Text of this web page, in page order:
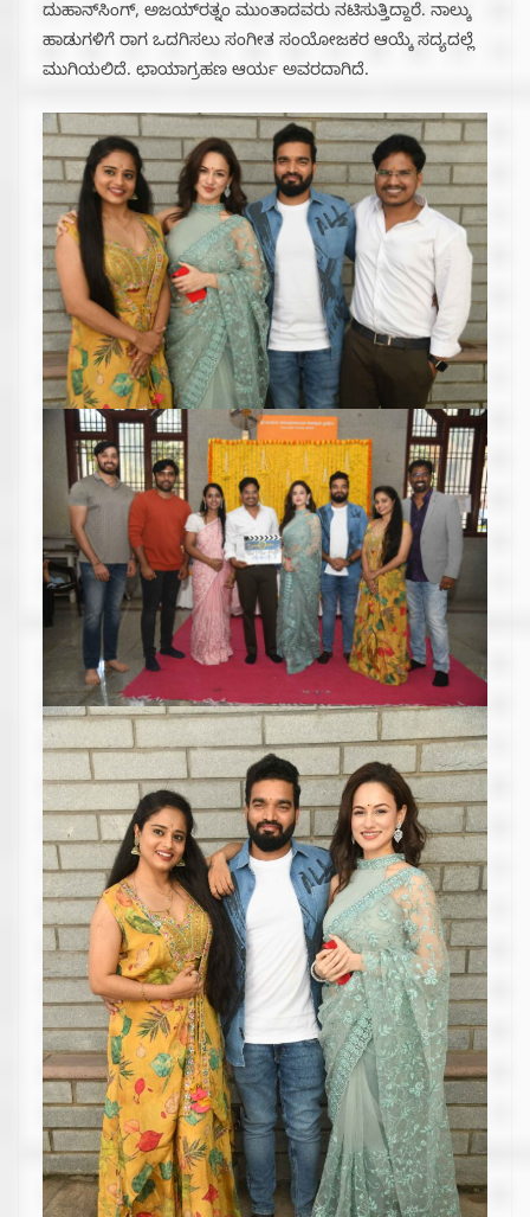
ದುಹಾನ್‌ಸಿಂಗ್, ಅಜಯ್‌ರತ್ನಂ ಮುಂತಾದವರು ನಟಿಸುತ್ತಿದ್ದಾರೆ. ನಾಲ್ಕು
ಹಾಡುಗಳಿಗೆ ರಾಗ ಒದಗಿಸಲು ಸಂಗೀತ ಸಂಯೋಜಕರ ಆಯ್ಕೆ ಸದ್ಯದಲ್ಲೆ
ಮುಗಿಯಲಿದೆ. ಛಾಯಾಗ್ರಹಣ ಆರ್ಯ ಅವರದಾಗಿದೆ.